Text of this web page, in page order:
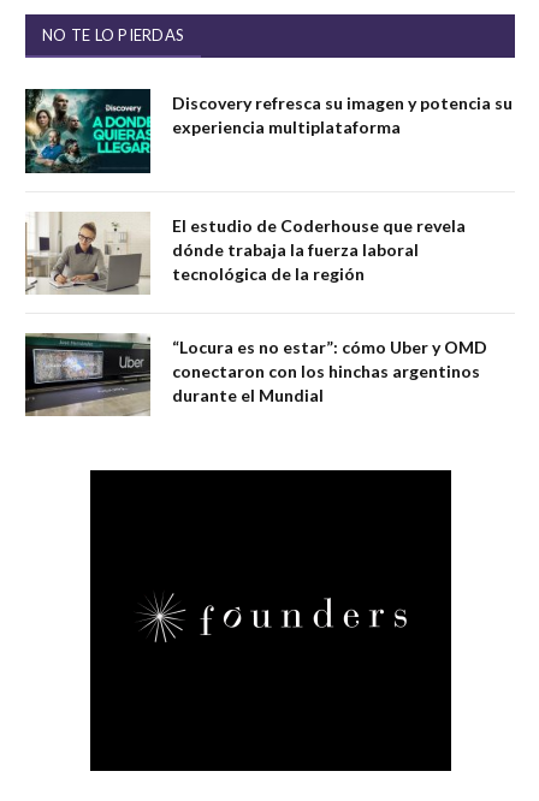
NO TE LO PIERDAS
Discovery refresca su imagen y potencia su
experiencia multiplataforma
El estudio de Coderhouse que revela
dónde trabaja la fuerza laboral
tecnológica de la región
“Locura es no estar”: cómo Uber y OMD
conectaron con los hinchas argentinos
durante el Mundial